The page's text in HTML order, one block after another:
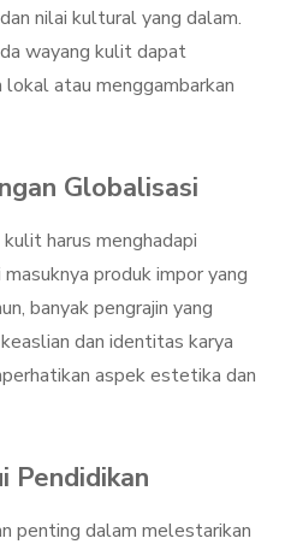
nilai kultural yang dalam.
wayang kulit dapat
atau menggambarkan
Globalisasi
harus menghadapi
produk impor yang
banyak pengrajin yang
dan identitas karya
aspek estetika dan
Pendidikan
penting dalam melestarikan